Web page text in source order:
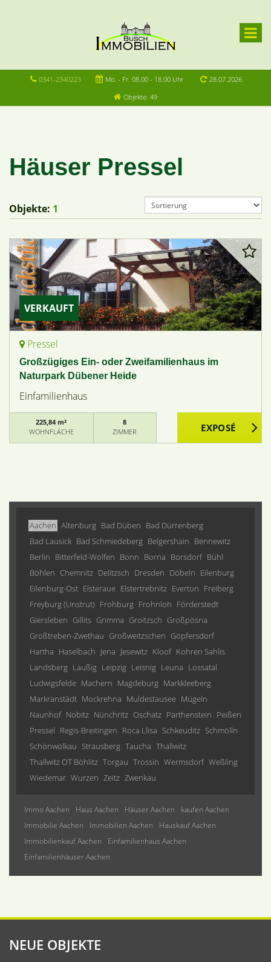
0341-2340223 Mo. - Fr. 08.00 - 18.00 Uhr
28.07.2026
Objekte: 49
Häuser Pressel
Objekte: 1
VERKAUFT
Pressel
Großzügiges Ein- oder Zweifamilienhaus im
Naturpark Dübener Heide
Einfamilienhaus
225,84 m²
WOHNFLÄCHE
8
ZIMMER
Aachen Altenburg Bad Düben Bad Dürrenberg
Bad Lausick Bad Schmiedeberg Belgershain Bennewitz
Berlin Bitterfeld-Wolfen Bonn Borna Borsdorf Bühl
Böhlen Chemnitz Delitzsch Dresden Döbeln Eilenburg
Eilenburg-Ost Elsteraue Elstertrebnitz Everton Freiberg
Freyburg (Unstrut) Frohburg Frohnloh Förderstedt
Giersleben Gillits Grimma Groitzsch Großpösna
Großtreben-Zwethau Großweitzschen Göpfersdorf
Hartha Haselbach Jena Jesewitz Kloof Kohren Sahlis
Landsberg Laußig Leipzig Leisnig Leuna Lossatal
Ludwigsfelde Machern Magdeburg Markkleeberg
Markranstädt Mockrehna Muldestausee Mügeln
Naunhof Nobitz Nünchritz Oschatz Parthenstein Peißen
Pressel Regis-Breitingen Roca Llisa Schkeuditz Schmölln
Schönwölkau Strausberg Taucha Thallwitz
Thallwitz OT Böhlitz Torgau Trossin Wermsdorf Weßling
Wiedemar Wurzen Zeitz Zwenkau
Immo Aachen Haus Aachen Häuser Aachen
kaufen Aachen
Immobilie Aachen
Immobilien Aachen
Hauskauf Aachen
Immobilienkauf Aachen
Einfamilienhaus Aachen
Einfamilienhäuser Aachen
NEUE OBJEKTE